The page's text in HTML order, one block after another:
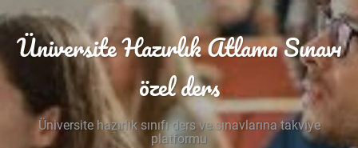
Üniversite Hazırlık Atlama Sınavı
özel ders
Üniversite hazırlık sınıfı ders ve sınavlarına takviye
platformu